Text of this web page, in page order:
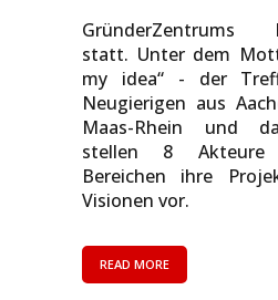
GründerZentrums
statt. Unter dem
my idea“ - der
Neugierigen aus
Maas-Rhein und
stellen 8 Akteure
Bereichen ihre
Visionen vor.
READ MORE